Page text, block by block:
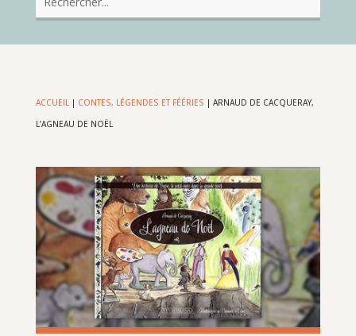
ACCUEIL| CONTES, LÉGENDES ET FÉÉRIES | ARNAUD DE CACQUERAY,
L’AGNEAU DE NOËL